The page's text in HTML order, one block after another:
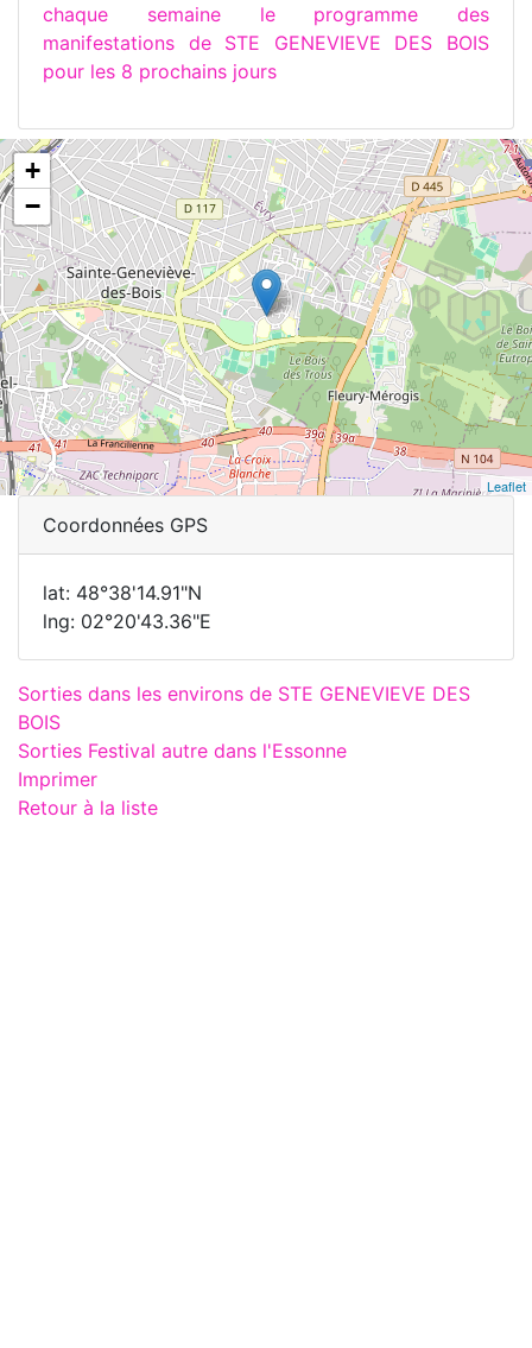
chaque semaine le programme des
manifestations de STE GENEVIEVE DES BOIS
pour les 8 prochains jours
+
−
Leaflet
Coordonnées GPS
lat: 48°38'14.91"N
lng: 02°20'43.36"E
Sorties dans les environs de STE GENEVIEVE DES
BOIS
Sorties Festival autre dans l'Essonne
Imprimer
Retour à la liste